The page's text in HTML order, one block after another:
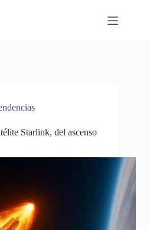
Starlink, del ascenso